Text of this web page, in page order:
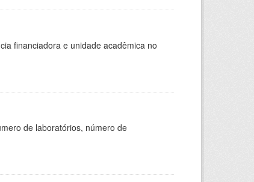
financiadora e unidade acadêmica no
de laboratórios, número de